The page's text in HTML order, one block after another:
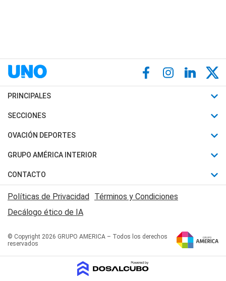
PRINCIPALES
Últimas Noticias
Política
Judiciales
Economia
SECCIONES
Horóscopo
Motores
Trucos caseros
Series y Películas
Edictos y Solicitadas
OVACIÓN DEPORTES
Fútbol
Mundial
Automovilismo
Rugby
Básquet
GRUPO AMÉRICA INTERIOR
Canal 7 en Vivo
San Juan 8
CONTACTO
Acerca de Nosotros
Contactanos
Políticas de Privacidad Términos y Condiciones
Decálogo ético de IA
© Copyright 2026 GRUPO AMERICA – Todos los derechos
reservados